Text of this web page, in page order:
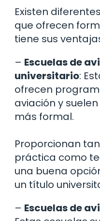
Existen
que ofrecen
tiene sus
– Escuelas de
universitario:
ofrecen
aviación y
más formal.
Proporcionan
práctica como
una buena
un título
– Escuelas de